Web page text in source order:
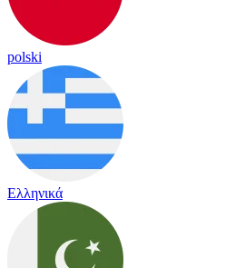
polski
Ελληνικά